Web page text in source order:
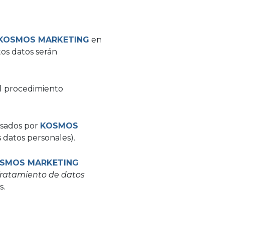
MARKETING en
datos serán
procedimiento
por KOSMOS
personales).
MARKETING
de datos